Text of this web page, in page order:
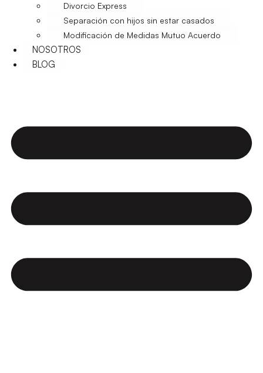
Divorcio Express
Separación con hijos sin estar casados
Modificación de Medidas Mutuo Acuerdo
NOSOTROS
BLOG